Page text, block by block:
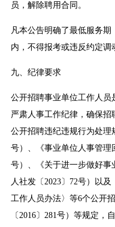
员，解除聘用合同。
凡本公告明确了最低服务期
内，不得报考或违反约定调
九、纪律要求
公开招聘事业单位工作人员
严肃人事工作纪律，确保
公开招聘违纪违规行为处理
号）、《事业单位人事管理
号）、《关于进一步做好
人社发〔2023〕72号）以
工作人员办法〉等6个公开
〔2016〕281号）等规定